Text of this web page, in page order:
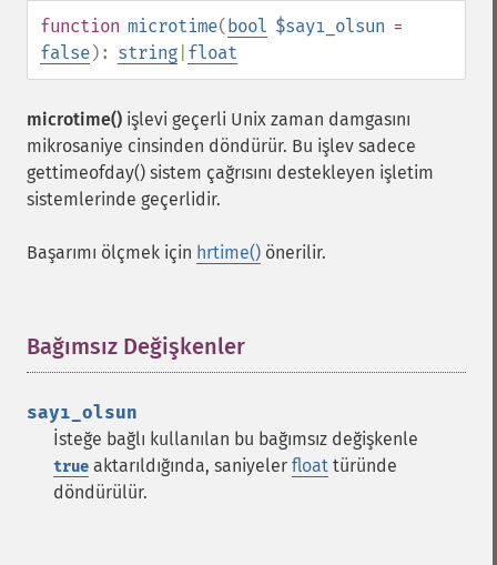
function microtime(bool $sayı_olsun =
false): string float
microtime() işlevi geçerli Unix zaman damgasını
mikrosaniye cinsinden döndürür. Bu işlev sadece
gettimeofday() sistem çağrısını destekleyen işletim
sistemlerinde geçerlidir.
Başarımı ölçmek için hrtime() önerilir.
Bağımsız Değişkenler
sayı_olsun
İsteğe bağlı kullanılan bu bağımsız değişkenle
true aktarıldığında, saniyeler float türünde
döndürülür.